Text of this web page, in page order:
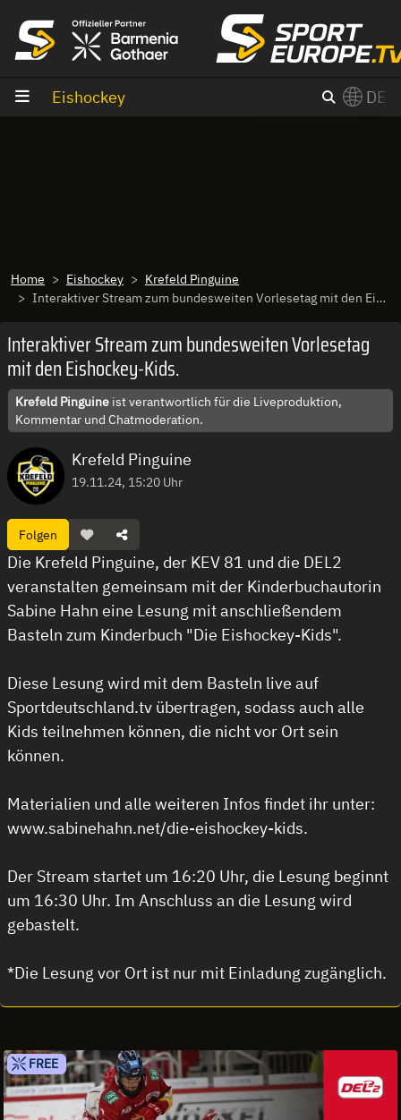
Eishockey DE
Home Eishockey
Krefeld Pinguine
Interaktiver Stream zum bundesweiten Vorlesetag mit den Eishockey-Kids.
Interaktiver Stream zum bundesweiten Vorlesetag
mit den Eishockey-Kids.
Krefeld Pinguine ist verantwortlich für die Liveproduktion,
Kommentar und Chatmoderation.
Krefeld Pinguine
19.11.24, 15:20 Uhr
Folgen
Die Krefeld Pinguine, der KEV 81 und die DEL2
veranstalten gemeinsam mit der Kinderbuchautorin
Sabine Hahn eine Lesung mit anschließendem
Basteln zum Kinderbuch "Die Eishockey-Kids".
Diese Lesung wird mit dem Basteln live auf
Sportdeutschland.tv übertragen, sodass auch alle
Kids teilnehmen können, die nicht vor Ort sein
können.
Materialien und alle weiteren Infos findet ihr unter:
www.sabinehahn.net/die-eishockey-kids.
Der Stream startet um 16:20 Uhr, die Lesung beginnt
um 16:30 Uhr. Im Anschluss an die Lesung wird
gebastelt.
*Die Lesung vor Ort ist nur mit Einladung zugänglich.
FREE